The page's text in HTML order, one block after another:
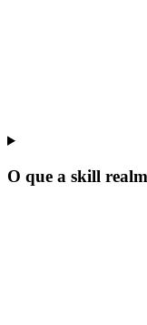
O que a skill